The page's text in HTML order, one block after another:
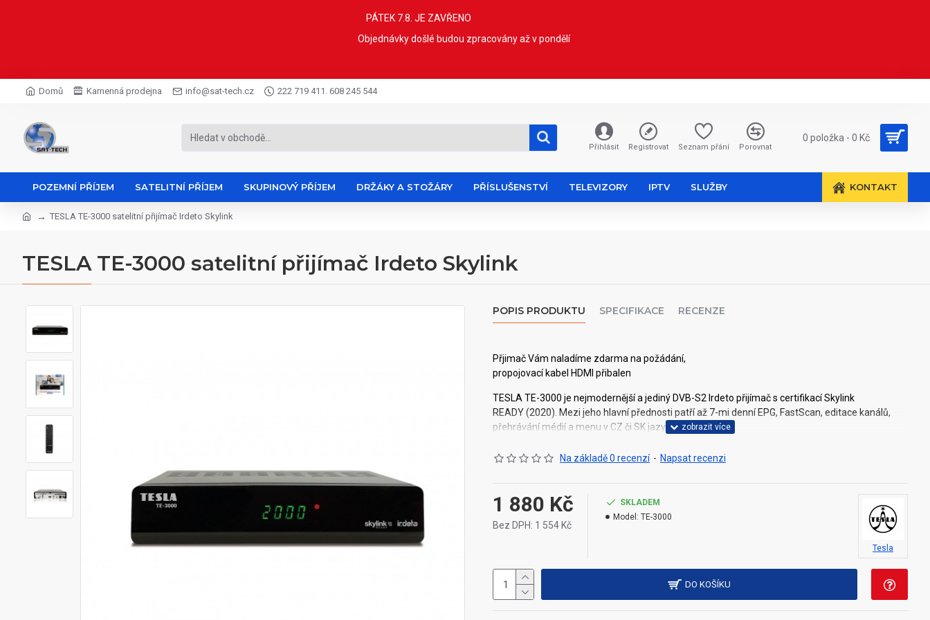
PÁTEK 7.8. JE ZAVŘENO
Objednávky došlé budou zpracovány až v pondělí
Domů Kamenná prodejna info@sat-tech.cz 222 719 411. 608 245 544
Přihlásit Registrovat Seznam přání Porovnat
0 položka - 0 Kč
POZEMNÍ PŘÍJEM SATELITNÍ PŘÍJEM SKUPINOVÝ PŘÍJEM DRŽÁKY A STOŽÁRY PŘÍSLUŠENSTVÍ TELEVIZORY IPTV SLUŽBY KONTAKT
TESLA TE-3000 satelitní přijímač Irdeto Skylink
TESLA TE-3000 satelitní přijímač Irdeto Skylink
POPIS PRODUKTU SPECIFIKACE RECENZE
Přjimač Vám naladíme zdarma na požádání,
propojovací kabel HDMI přibalen
TESLA TE-3000 je nejmodernější a jediný DVB-S2 Irdeto přijímač s certifikací Skylink
READY (2020) . Mezi jeho hlavní přednosti patří až 7-mi denní EPG, FastScan, editace kanálů,
přehrávání médií a menu v CZ či SK jazyce.
Hlavní výhody:
• Možnost celkově uložit až 4000 televizních a rozhlasových stanic
• Možnost tvorby až 8-mi oblíbených seznamů v režimu FastScan aktualizace
Na základě 0 recenzí - Napsat recenzi
1 880 Kč
Bez DPH: 1 554 Kč
SKLADEM
Model: TE-3000
Tesla
DO KOŠÍKU